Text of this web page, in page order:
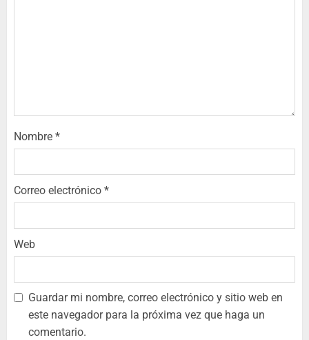
Nombre *
Correo electrónico *
Web
Guardar mi nombre, correo electrónico y sitio web en
este navegador para la próxima vez que haga un
comentario.